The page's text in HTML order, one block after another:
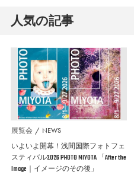
人気の記事
展覧会 NEWS
いよいよ開幕！浅間国際フォトフェ
スティバル2026 PHOTO MIYOTA 「After the
Image｜イメージのその後」